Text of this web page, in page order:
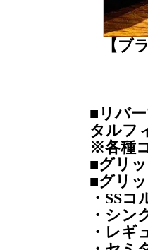
【ブ
■リバ
タルフ
※各種
■グリ
■グリ
・SSコ
・シン
・レギ